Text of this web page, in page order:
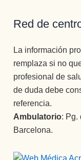
Red de
La información
remplaza si no
profesional de
de duda debe
referencia.
Ambulatorio: Pg.
Barcelona.